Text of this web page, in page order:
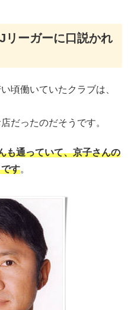
リーガーに口説かれ
頃働いていたクラブは、
だったのだそうです。
も通っていて、京子さんの
す。